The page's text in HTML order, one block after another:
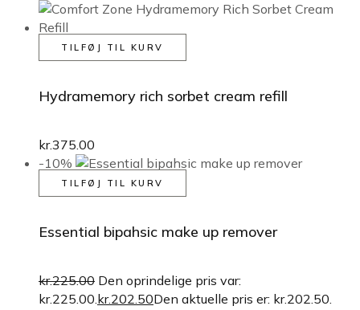
TILFØJ TIL KURV
Hydramemory rich sorbet cream refill
kr.375.00
-10%
TILFØJ TIL KURV
Essential bipahsic make up remover
kr.225.00 Den oprindelige pris var:
kr.225.00.kr.202.50Den aktuelle pris er: kr.202.50.